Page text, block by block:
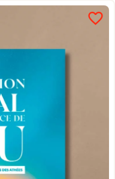
favorite_border